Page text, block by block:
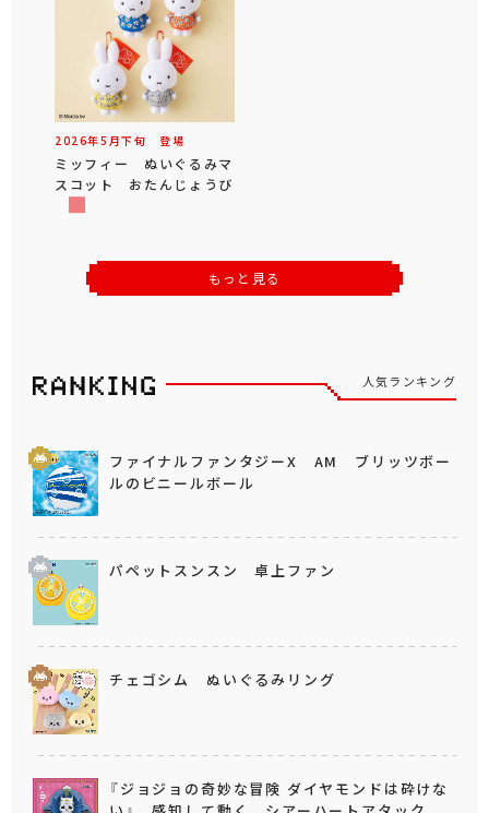
2026年5 月下旬 登場
ミッフィー ぬいぐるみマ
スコット おたんじょうび
もっと見る
人気ランキング
ファイナルファンタジーX AM ブリッツボー
ルのビニールボール
パペットスンスン 卓上ファン
チェゴシム ぬいぐるみリング
『ジョジョの奇妙な冒険 ダイヤモンドは砕けな